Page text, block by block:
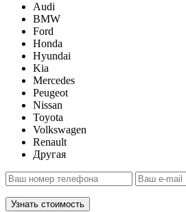
Audi
BMW
Ford
Honda
Hyundai
Kia
Mercedes
Peugeot
Nissan
Toyota
Volkswagen
Renault
Другая
Узнать стоимость